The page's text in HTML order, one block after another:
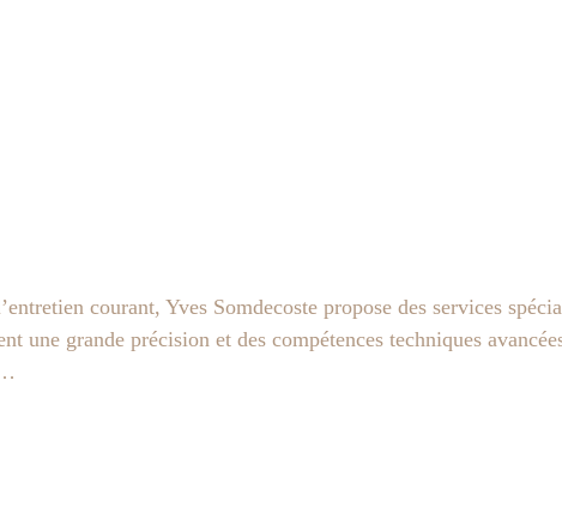
courant, Yves Somdecoste propose des services
une grande précision et des compétences techniques